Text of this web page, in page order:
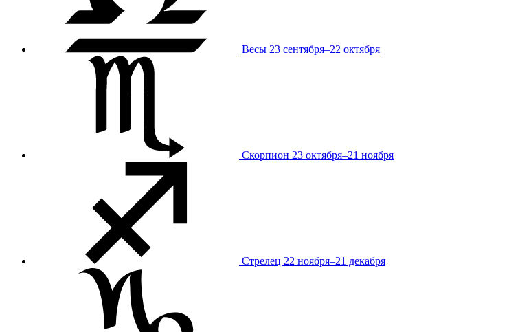
Весы 23 сентября–22 октября
Скорпион 23 октября–21 ноября
Стрелец 22 ноября–21 декабря